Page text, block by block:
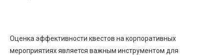
Оценка эффективности квестов на корпоративных
мероприятиях является важным инструментом для